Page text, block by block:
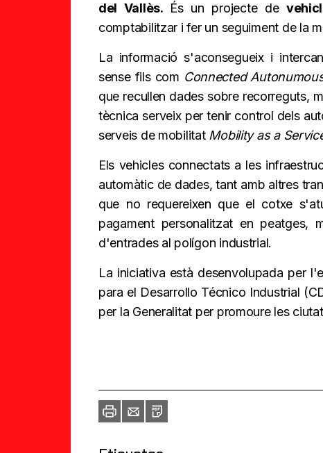
del Vallès. És un projecte de
comptabilitzar i fer un seguiment de la
La informació s'aconsegueix i
sense fils com Connected
que recullen dades sobre recorreguts,
tècnica serveix per tenir control dels
serveis de mobilitat Mobility as a
Els vehicles connectats a les
automàtic de dades, tant amb altres
que no requereixen que el cotxe
pagament personalitzat en peatges,
d'entrades al polígon industrial.
La iniciativa està desenvolupada per
para el Desarrollo Técnico Industrial
per la Generalitat per promoure les
ImprimirEnvia
un
PDF